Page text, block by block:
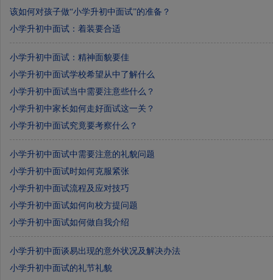
该如何对孩子做“小学升初中面试”的准备？
小学升初中面试：着装要合适
小学升初中面试：精神面貌要佳
小学升初中面试学校希望从中了解什么
小学升初中面试当中需要注意些什么？
小学升初中家长如何走好面试这一关？
小学升初中面试究竟要考察什么？
小学升初中面试中需要注意的礼貌问题
小学升初中面试时如何克服紧张
小学升初中面试流程及应对技巧
小学升初中面试如何向校方提问题
小学升初中面试如何做自我介绍
小学升初中面谈易出现的意外状况及解决办法
小学升初中面试的礼节礼貌